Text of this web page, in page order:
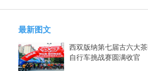
最新图文
西双版纳第七届古六大
自行车挑战赛圆满收官